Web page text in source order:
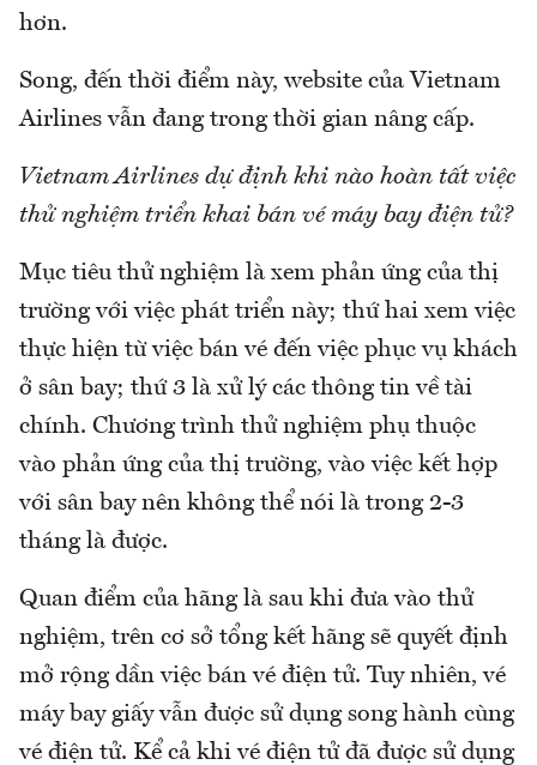
hơn.
Song, đến thời điểm này, website của Vietnam
Airlines vẫn đang trong thời gian nâng cấp.
Vietnam Airlines dự định khi nào hoàn tất việc
thử nghiệm triển khai bán vé máy bay điện tử?
Mục tiêu thử nghiệm là xem phản ứng của thị
trường với việc phát triển này; thứ hai xem việc
thực hiện từ việc bán vé đến việc phục vụ khách
ở sân bay; thứ 3 là xử lý các thông tin về tài
chính. Chương trình thử nghiệm phụ thuộc
vào phản ứng của thị trường, vào việc kết hợp
với sân bay nên không thể nói là trong 2-3
tháng là được.
Quan điểm của hãng là sau khi đưa vào thử
nghiệm, trên cơ sở tổng kết hãng sẽ quyết định
mở rộng dần việc bán vé điện tử. Tuy nhiên, vé
máy bay giấy vẫn được sử dụng song hành cùng
vé điện tử. Kể cả khi vé điện tử đã được sử dụng